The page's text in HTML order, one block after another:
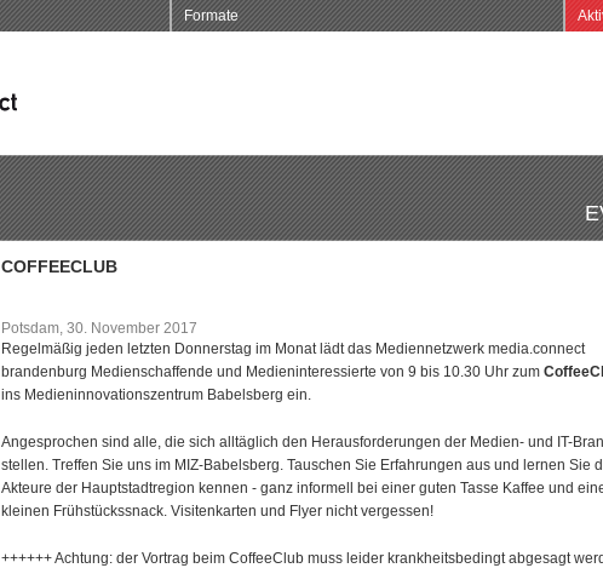
Formate
COFFEECLUB
Potsdam, 30. November 2017
Regelmäßig jeden letzten Donnerstag im Monat lädt das Mediennetzwerk media.connect
brandenburg Medienschaffende und Medieninteressierte von 9 bis 10.30 Uhr zum
ins Medieninnovationszentrum Babelsberg ein.
Angesprochen sind alle, die sich alltäglich den Herausforderungen der Medien- und IT-
stellen. Treffen Sie uns im MIZ-Babelsberg. Tauschen Sie Erfahrungen aus und lernen Sie
Akteure der Hauptstadtregion kennen - ganz informell bei einer guten Tasse Kaffee und
kleinen Frühstückssnack. Visitenkarten und Flyer nicht vergessen!
++++++ Achtung: der Vortrag beim CoffeeClub muss leider krankheitsbedingt abgesagt